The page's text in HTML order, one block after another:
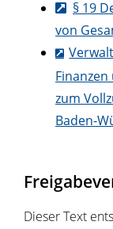
§ 19
von
zum
Baden-
Dieser Text